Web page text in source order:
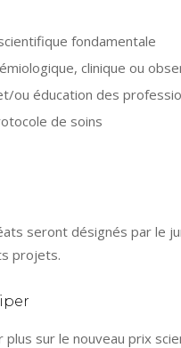
fondamentale
clinique ou
ou éducation des
de soins
seront désignés par le
projets.
plus sur le nouveau prix